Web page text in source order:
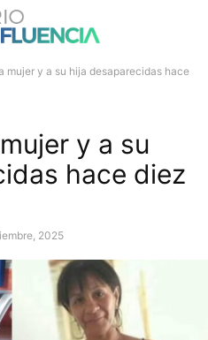
mujer y a su hija desaparecidas hace
y a su
hace diez
2025